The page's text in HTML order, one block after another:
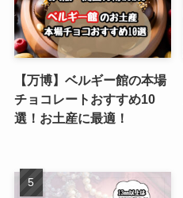
【万博】ベルギー館の本場
チョコレートおすすめ10
選！お土産に最適！